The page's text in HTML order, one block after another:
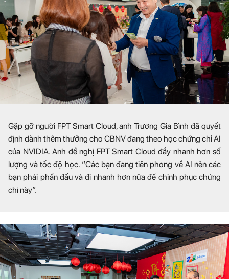
Gặp gỡ người FPT Smart Cloud, anh Trương Gia Bình đã quyết
định dành thêm thưởng cho CBNV đang theo học chứng chỉ AI
của NVIDIA. Anh đề nghị FPT Smart Cloud đẩy nhanh hơn số
lượng và tốc độ học. “Các bạn đang tiên phong về AI nên các
bạn phải phấn đấu và đi nhanh hơn nữa để chinh phục chứng
chỉ này”.